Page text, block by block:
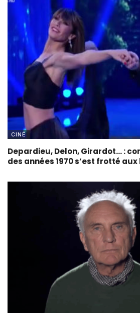
CINÉ
Depardieu, Delon, Girardot… :
des années 1970 s’est frotté